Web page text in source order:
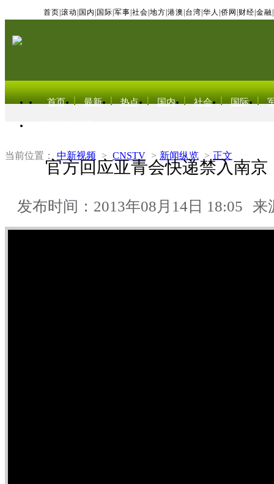
首页 滚动 国内 国际 军事 社会 地方 港澳 台湾 华人 侨网 财经 金融
首页 最新 热点 国内 社会 国际
当前位置： 中新视频 > CNSTV > 新闻纵览 > 正文
官方回应亚青会快递禁入南京
发布时间：2013年08月14日 18:05 来